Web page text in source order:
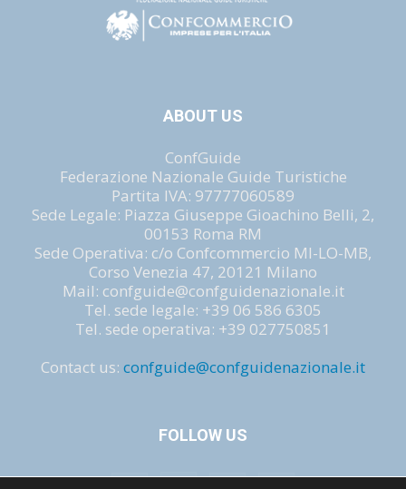
ABOUT US
ConfGuide
Federazione Nazionale Guide Turistiche
Partita IVA: 97777060589
Sede Legale: Piazza Giuseppe Gioachino Belli, 2,
00153 Roma RM
Sede Operativa: c/o Confcommercio MI-LO-MB,
Corso Venezia 47, 20121 Milano
Mail: confguide@confguidenazionale.it
Tel. sede legale: +39 06 586 6305
Tel. sede operativa: +39 027750851
Contact us: confguide@confguidenazionale.it
FOLLOW US